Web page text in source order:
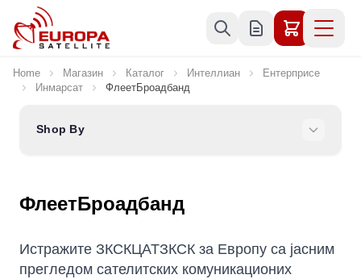
Skip to Content
Home Магазин Каталог Интеллиан
Ентерприсе
Инмарсат
ФлеетБроадбанд
Shop By
ФлеетБроадбанд
Истражите ЗКСКЦАТЗКСК за Европу са јасним
прегледом сателитских комуникационих